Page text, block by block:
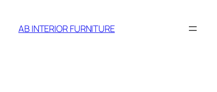
content
AB INTERIOR FURNITURE